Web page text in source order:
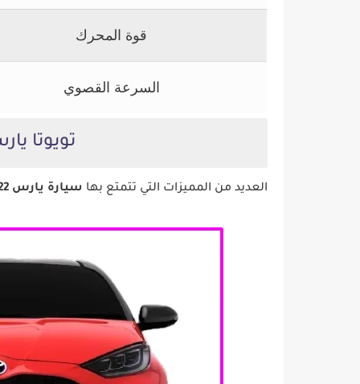
قوة المحرك
السرعة القصوي
تويوتا يارس 2022 من
العديد من المميزات التي تتمتع بها سيارة يارس 2022